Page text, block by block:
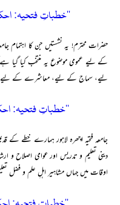
’’خطباتِ فتحیہ:
حضرات محترم! یہ نشستیں جن کا اہتمام
کے لیے عمومی موضوع یہ منتخب کیا گیا
لیے، سماج کے لیے، معاشرے کے
’’خطباتِ فتحیہ:
دینی تعلیم و تدریس اور عوامی اصلاح و
اوقات میں جہاں مشاہیر اہلِ علم و فضل